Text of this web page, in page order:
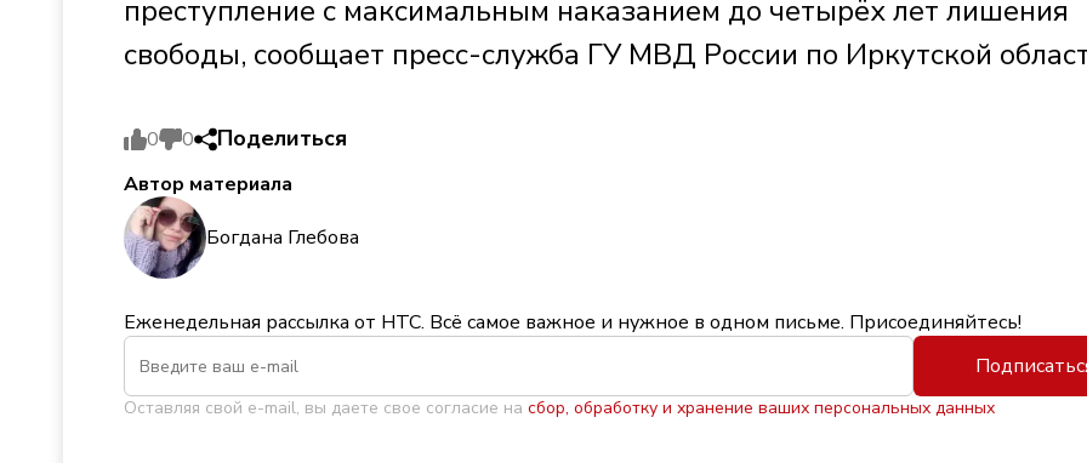
преступление с максимальным наказанием до четырёх лет лишения
свободы, сообщает пресс-служба ГУ МВД России по Иркутской
0 0 Поделиться
Автор материала
Богдана Глебова
Еженедельная рассылка от НТС. Всё самое важное и нужное в одном письме. Присоединяйтесь!
Оставляя свой e-mail, вы даете свое согласие на сбор, обработку и хранение ваших персональных данных